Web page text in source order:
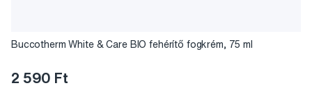
Buccotherm White & Care BIO fehérítő fogkrém, 75 ml
2 590 Ft